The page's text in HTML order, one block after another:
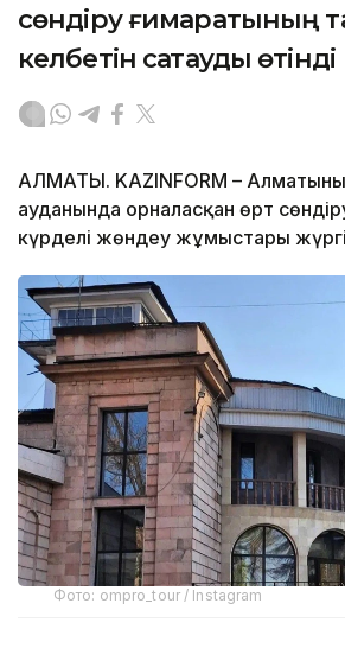
сөндіру ғимаратының
келбетін сақтауды өтінді
АЛМАТЫ. KAZINFORM –
ауданында орналасқан өрт
күрделі жөндеу жұмыстары
Фото: ompro_tour / Instagram